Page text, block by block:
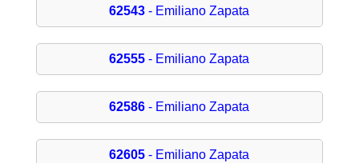
62543 - Emiliano Zapata
62555 - Emiliano Zapata
62586 - Emiliano Zapata
62605 - Emiliano Zapata